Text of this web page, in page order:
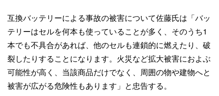
互換バッテリーによる事故の被害について佐藤氏は「バッ
テリーはセルを何本も使っていることが多く、そのうち1
本でも不具合があれば、他のセルも連鎖的に燃えたり、破
裂したりすることになります。火災など拡大被害におよぶ
可能性が高く、当該商品だけでなく、周囲の物や建物へと
被害が広がる危険性もあります」と忠告する。